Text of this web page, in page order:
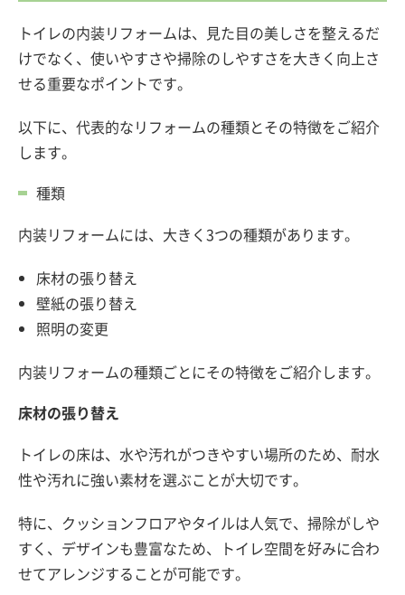
トイレの内装リフォームは、見た目の美しさを整えるだ
けでなく、使いやすさや掃除のしやすさを大きく向上さ
せる重要なポイントです。
以下に、代表的なリフォームの種類とその特徴をご紹介
します。
種類
内装リフォームには、大きく3つの種類があります。
床材の張り替え
壁紙の張り替え
照明の変更
内装リフォームの種類ごとにその特徴をご紹介します。
床材の張り替え
トイレの床は、水や汚れがつきやすい場所のため、耐水
性や汚れに強い素材を選ぶことが大切です。
特に、クッションフロアやタイルは人気で、掃除がしや
すく、デザインも豊富なため、トイレ空間を好みに合わ
せてアレンジすることが可能です。